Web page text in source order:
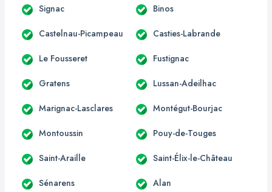
Signac Binos
Castelnau-Picampeau Casties-Labrande
Le Fousseret Fustignac
Gratens Lussan-Adeilhac
Marignac-Lasclares Montégut-Bourjac
Montoussin Pouy-de-Touges
Saint-Araille Saint-Élix-le-Château
Sénarens Alan